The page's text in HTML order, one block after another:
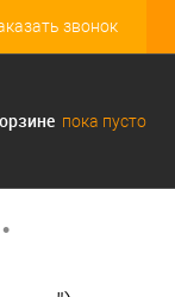
звонок
пока пусто
•